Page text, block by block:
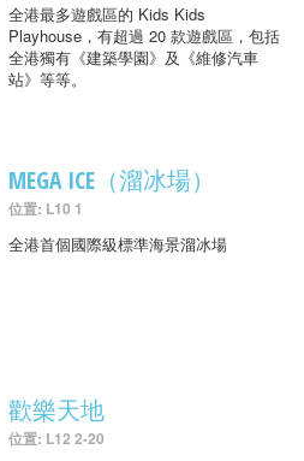
全港最多遊戲區的 Kids Kids
Playhouse，有超過 20 款遊戲區，包括
全港獨有《建築學園》及《維修汽車
站》等等。
MEGA ICE（溜冰場）
位置: L10 1
全港首個國際級標準海景溜冰場
歡樂天地
位置: L12 2-20